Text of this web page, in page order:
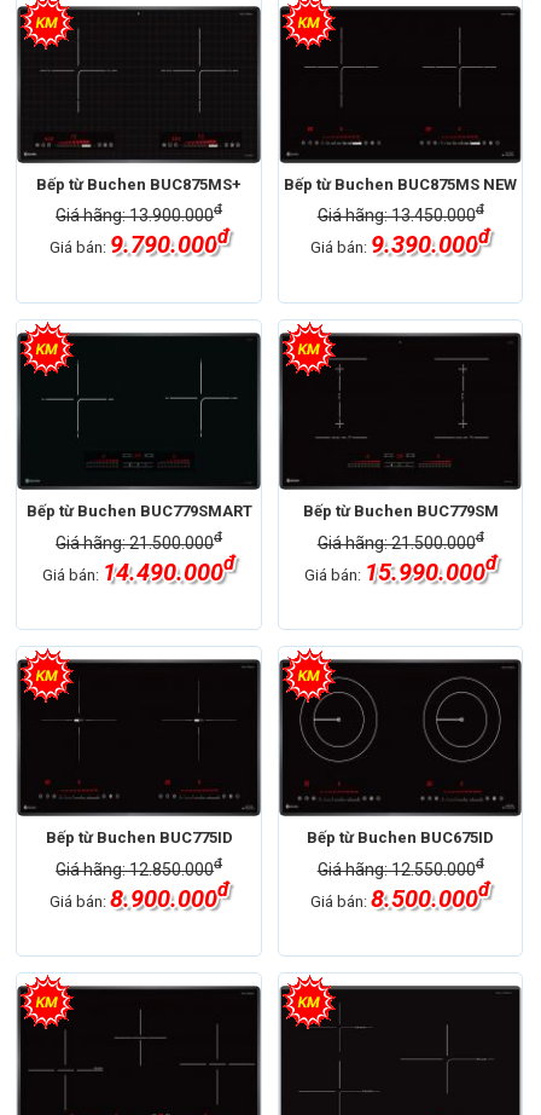
Bếp từ Buchen BUC875MS+
Giá hãng: 13.900.000đ
Giá bán: 9.790.000đ
Bếp từ Buchen BUC875MS NEW
Giá hãng: 13.450.000đ
Giá bán: 9.390.000đ
Bếp từ Buchen BUC779SMART
Giá hãng: 21.500.000đ
Giá bán: 14.490.000đ
Bếp từ Buchen BUC779SM
Giá hãng: 21.500.000đ
Giá bán: 15.990.000đ
Bếp từ Buchen BUC775ID
Giá hãng: 12.850.000đ
Giá bán: 8.900.000đ
Bếp từ Buchen BUC675ID
Giá hãng: 12.550.000đ
Giá bán:8.500.000đ